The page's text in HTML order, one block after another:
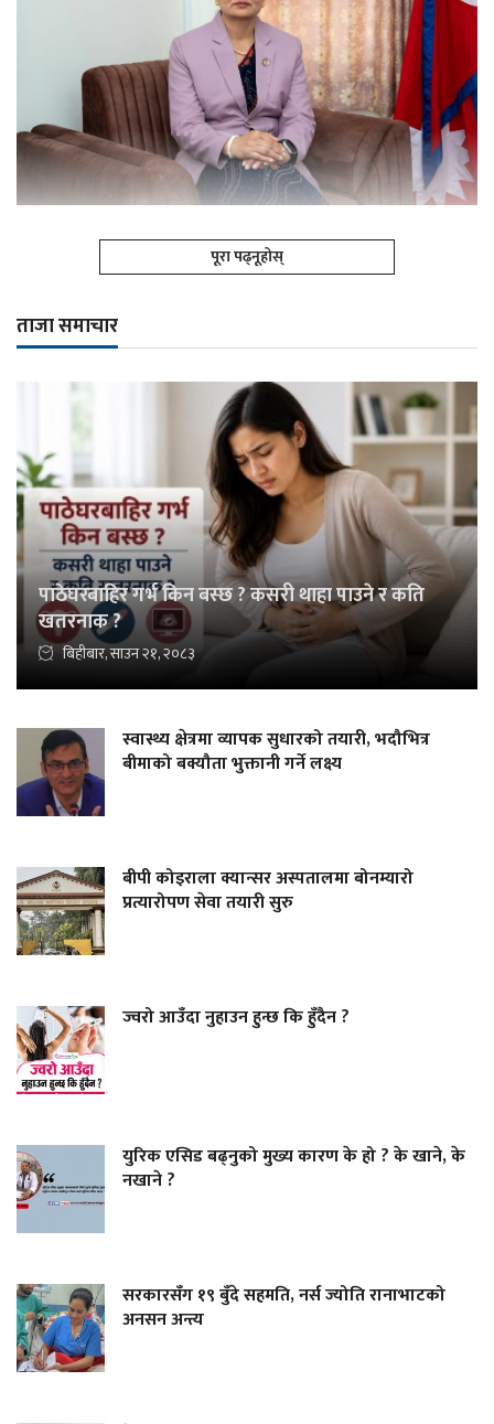
पूरा पढ्नूहोस्
ताजा समाचार
पाठेघरबाहिर गर्भ किन बस्छ ? कसरी थाहा पाउने र कति
खतरनाक ?
बिहीबार, साउन २१, २०८३
स्वास्थ्य क्षेत्रमा व्यापक सुधारको तयारी, भदौभित्र
बीमाको बक्यौता भुक्तानी गर्ने लक्ष्य
बीपी कोइराला क्यान्सर अस्पतालमा बोनम्यारो
प्रत्यारोपण सेवा तयारी सुरु
ज्वरो आउँदा नुहाउन हुन्छ कि हुँदैन ?
युरिक एसिड बढ्नुको मुख्य कारण के हो ? के खाने, के
नखाने ?
सरकारसँग १९ बुँदे सहमति, नर्स ज्योति रानाभाटको
अनसन अन्त्य